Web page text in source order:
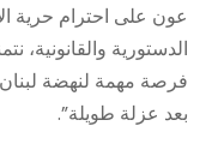
عون على احترام حرية
الدستورية والقانونية،
فرصة مهمة لنهضة لبنان
بعد عزلة طويلة”.